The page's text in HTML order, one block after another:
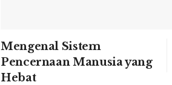
Mengenal Sistem
Pencernaan Manusia yang
Hebat